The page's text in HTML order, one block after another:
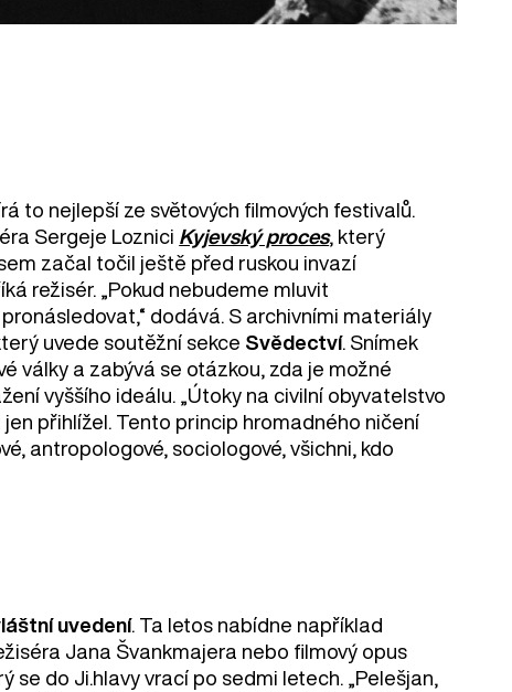
to nejlepší ze světových filmových festivalů.
Sergeje Loznici Kyjevský proces, který
začal točil ještě před ruskou invazí
režisér. „Pokud nebudeme mluvit
dodává. S archivními materiály
uvede soutěžní sekce Svědectví. Snímek
války a zabývá se otázkou, zda je možné
vyššího ideálu. „Útoky na civilní obyvatelstvo
přihlížel. Tento princip hromadného ničení
antropologové, sociologové, všichni, kdo
uvedení. Ta letos nabídne například
Jana Švankmajera nebo filmový opus
do Ji.hlavy vrací po sedmi letech. „Pelešjan,